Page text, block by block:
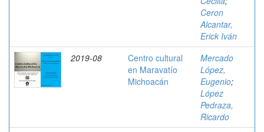
Ceron
Alcantar,
Erick Iván
2019-08
Centro cultural
en Maravatío
Michoacán
Mercado
López,
Eugenio;
López
Pedraza,
Ricardo